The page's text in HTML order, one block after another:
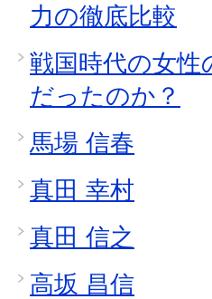
力の徹底比較
戦国時代の女性
だったのか？
馬場 信春
真田 幸村
真田 信之
高坂 昌信